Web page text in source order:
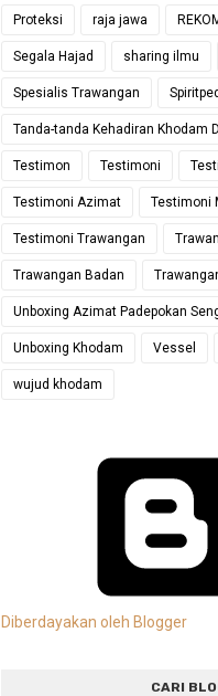
Proteksi raja jawa
Segala Hajad sharing ilmu
Spesialis Trawangan
Tanda-tanda Kehadiran Khodam
Testimon Testimoni
Testimoni Azimat Testimoni
Testimoni Trawangan
Trawangan Badan
Unboxing Azimat Padepokan
Unboxing Khodam Vessel
wujud khodam
Diberdayakan oleh Blogger
CARI